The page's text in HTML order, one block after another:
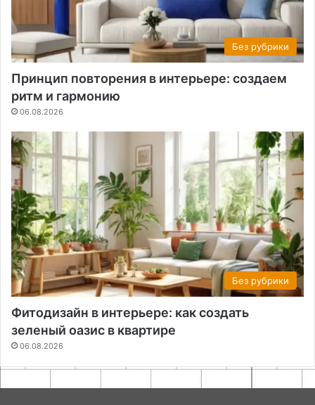
Без рубрики
Принцип повторения в интерьере: создаем
ритм и гармонию
06.08.2026
Без рубрики
Фитодизайн в интерьере: как создать
зеленый оазис в квартире
06.08.2026